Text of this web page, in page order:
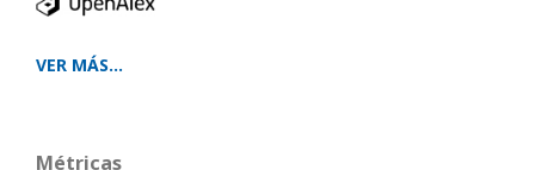
VER MÁS...
Métricas